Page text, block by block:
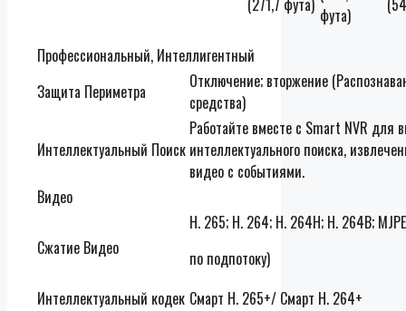
(271,7 фута) фута)
Профессиональный, Интеллигентный
Защита Периметра
Отключение; вторжение
средства)
Интеллектуальный Поиск
Работайте вместе с Smart NVR для
интеллектуального поиска,
видео с событиями.
Видео
Сжатие Видео
H. 265; H. 264; H. 264H; H. 264B;
по подпотоку)
Интеллектуальный кодек Смарт H. 265+/ Смарт H. 264+